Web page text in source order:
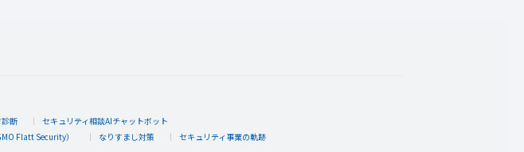
断
セキュリティ相談AIチャットボット
Flatt Security） なりすまし対策 セキュリティ事業の軌跡